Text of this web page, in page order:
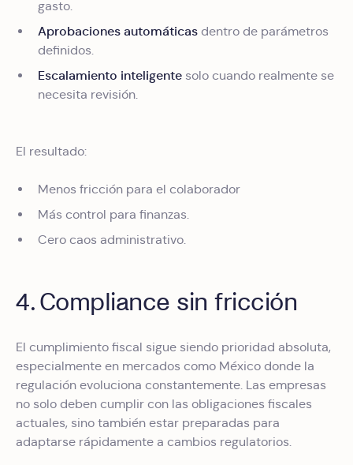
gasto.
Aprobaciones automáticas dentro de parámetros
definidos.
Escalamiento inteligente solo cuando realmente se
necesita revisión.
El resultado:
Menos fricción para el colaborador
Más control para finanzas.
Cero caos administrativo.
4. Compliance sin fricción
El cumplimiento fiscal sigue siendo prioridad absoluta,
especialmente en mercados como México donde la
regulación evoluciona constantemente. Las empresas
no solo deben cumplir con las obligaciones fiscales
actuales, sino también estar preparadas para
adaptarse rápidamente a cambios regulatorios.